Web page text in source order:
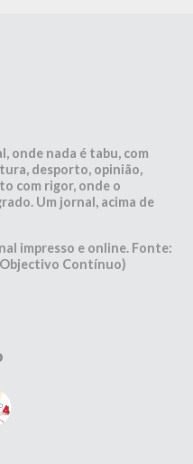
onde nada é tabu, com
desporto, opinião,
com rigor, onde o
Um jornal, acima de
impresso e online. Fonte:
Contínuo)